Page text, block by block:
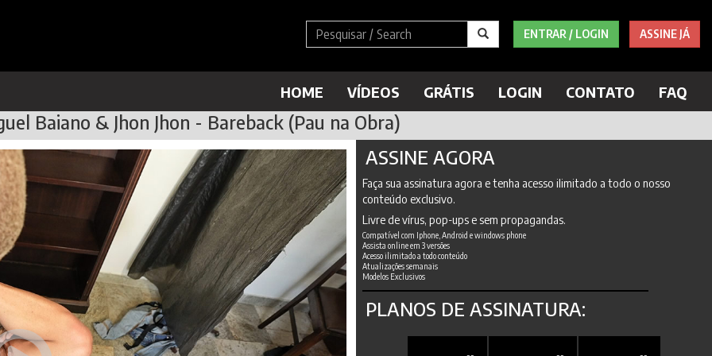
ENTRAR / LOGIN ASSINE JÁ
HOME VÍDEOS GRÁTIS LOGIN CONTATO FAQ
Baiano & Jhon Jhon - Bareback (Pau na Obra)
ASSINE AGORA
Faça sua assinatura agora e tenha acesso ilimitado a todo o nosso
conteúdo exclusivo.
Livre de vírus, pop-ups e sem propagandas.
Compatível com Iphone, Android e windows phone
Assista online em 3 versões
Acesso ilimitado a todo conteúdo
Atualizações semanais
Modelos Exclusivos
PLANOS DE ASSINATURA: